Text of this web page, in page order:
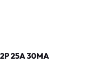
25A 30MA